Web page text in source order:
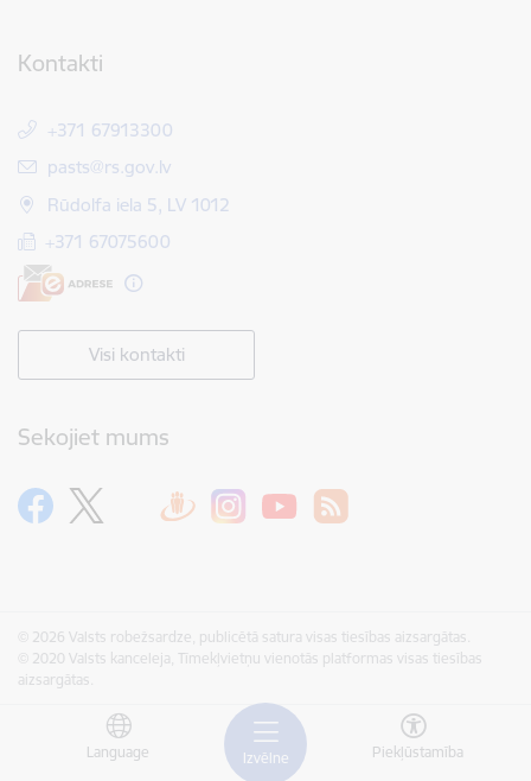
Izvēlne
Language Piekļūstamība
Kontakti
+371 67913300
E-pasts:
pasts@rs.gov.lv
Rūdolfa iela 5, LV 1012
+371 67075600
Visi kontakti
Sekojiet mums
© 2026 Valsts robežsardze, publicētā satura visas tiesības aizsargātas.
© 2020 Valsts kanceleja, Tīmekļvietņu vienotās platformas visas tiesības
aizsargātas.